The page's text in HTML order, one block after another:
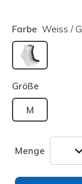
Farbe Weiss /
ausgewählt
Größe
M
Menge